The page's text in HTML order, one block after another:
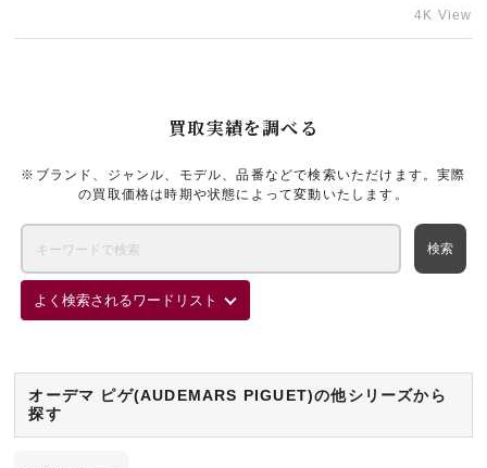
買取実績を調べる
※ブランド、ジャンル、モデル、品番などで検索いただけます。実際
の買取価格は時期や状態によって変動いたします。
よく検索されるワードリスト
オーデマ ピゲ(AUDEMARS PIGUET)の他シリーズから
探す
のプロ仕様ダイバーズウォッチということもあり、高級感と力強い印
まざまなブランド時計の買取を行っております。売却をお悩みの際
ーン中野ブロードウェイにお任せください。
4K View